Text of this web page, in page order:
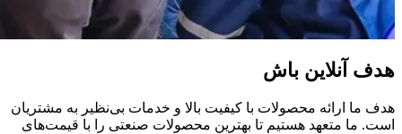
هدف آنلاین باش
هدف ما ارائه محصولات با کیفیت بالا و خدمات بی‌نظیر به مشتریان
است. ما متعهد هستیم تا بهترین محصولات صنعتی را با قیمت‌های